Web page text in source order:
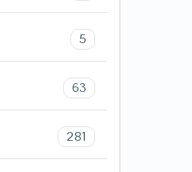
5
63
281